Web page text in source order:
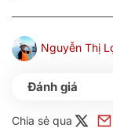
Nguyễn Thị
Chia sẻ qua